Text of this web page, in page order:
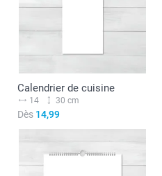
Calendrier de cuisine
14 30 cm
Dès 14,99